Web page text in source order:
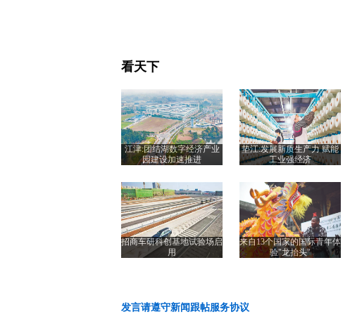
看天下
江津:团结湖数字经济产业
园建设加速推进
垫江:发展新质生产力 赋能
工业强经济
招商车研科创基地试验场启
用
来自13个国家的国际青年体
验"龙抬头"
发言请遵守新闻跟帖服务协议